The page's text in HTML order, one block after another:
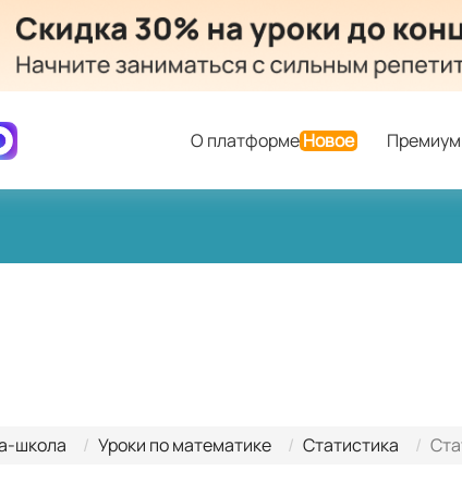
О платформеНовое
школа Уроки по математике Статистика